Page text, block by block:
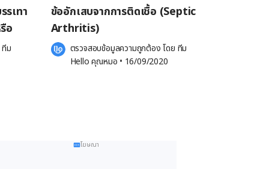
รเทา
อ
ทีม
ข้ออักเสบจากการติดเชื้อ (Septic
Arthritis)
ตรวจสอบข้อมูลความถูกต้อง โดย ทีม
Hello คุณหมอ • 16/09/2020
โฆษณา